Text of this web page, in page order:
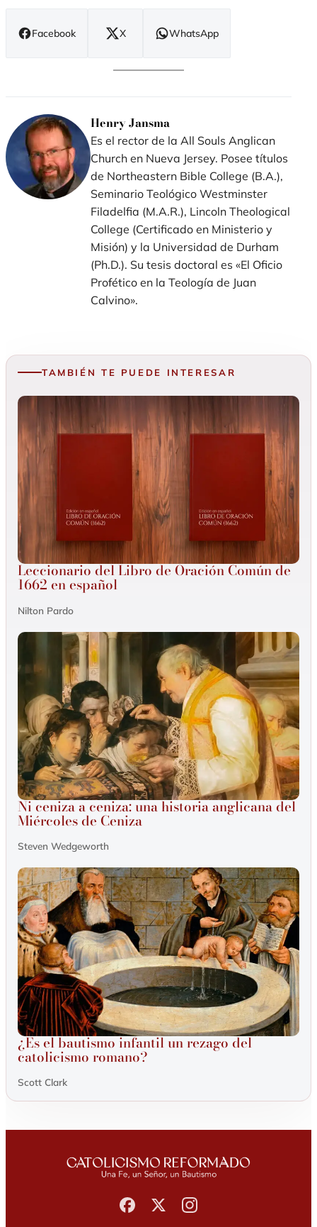
Facebook
(se
X
(se
en
WhatsApp
(se
Henry Jansma
Es el rector de la All Souls Anglican
Church en Nueva Jersey. Posee títulos
de Northeastern Bible College (B.A.),
Seminario Teológico Westminster
Filadelfia (M.A.R.), Lincoln Theological
College (Certificado en Ministerio y
Misión) y la Universidad de Durham
(Ph.D.). Su tesis doctoral es «El Oficio
Profético en la Teología de Juan
Calvino».
TAMBIÉN TE PUEDE INTERESAR
Leccionario del Libro de Oración Común de
1662 en español
Nilton Pardo
Ni ceniza a ceniza: una historia anglicana del
Miércoles de Ceniza
Steven Wedgeworth
¿Es el bautismo infantil un rezago del
catolicismo romano?
Scott Clark